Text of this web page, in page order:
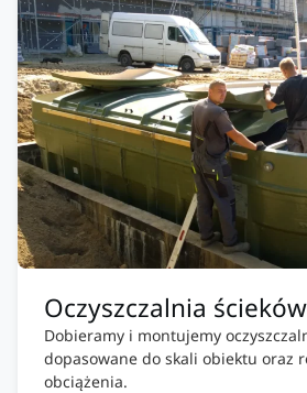
Oczyszczalnia ścieków
Dobieramy i montujemy
dopasowane do skali obiektu oraz
obciążenia.